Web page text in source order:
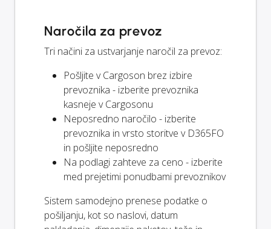
Naročila za prevoz
Tri načini za ustvarjanje naročil za prevoz:
Pošljite v Cargoson brez izbire
prevoznika - izberite prevoznika
kasneje v Cargosonu
Neposredno naročilo - izberite
prevoznika in vrsto storitve v D365FO
in pošljite neposredno
Na podlagi zahteve za ceno - izberite
med prejetimi ponudbami prevoznikov
Sistem samodejno prenese podatke o
pošiljanju, kot so naslovi, datum